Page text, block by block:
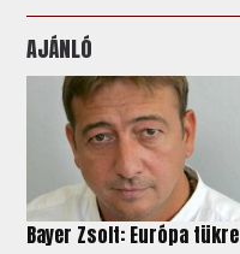
AJÁNLÓ
Bayer Zsolt: Európa tükre